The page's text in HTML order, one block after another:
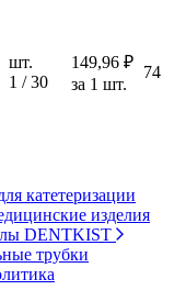
шт.
1 / 30
149,96 ₽
за 1 шт.
74
катетеризации
изделия
DENTKIST
трубки